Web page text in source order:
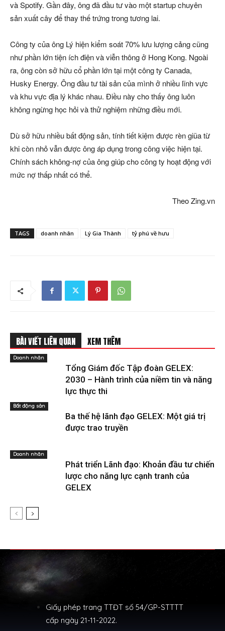
và Spotify. Gần đây, ông đã đầu tư vào một startup chuyên
sản xuất cây để thay thế trứng trong tương lai.
Công ty của ông Lý hiện kiểm soát 70% lưu lượng cảng cũng
như phần lớn tiện ích điện và viễn thông ở Hong Kong. Ngoài
ra, ông còn sở hữu cổ phần lớn tại một công ty Canada,
Husky Energy. Ông đầu tư tài sản của mình ở nhiều lĩnh vực
và khu vực địa lý khác nhau. Điều này cho thấy ông luôn
không ngừng học hỏi và thử nghiệm những điều mới.
Dù sở hữu nhiều bất động sản, tính tiết kiệm được rèn giũa từ
khi còn nhỏ vẫn được ông áp dụng trong công việc hiện tại.
Chính sách không-nợ của ông giúp cho công ty hoạt động với
mức nợ thấp nhất có thể.
Theo Zing.vn
TAGS doanh nhân Lý Gia Thành tỷ phú về hưu
BÀI VIẾT LIÊN QUAN XEM THÊM
Doanh nhân
Tổng Giám đốc Tập đoàn GELEX:
2030 – Hành trình của niềm tin và năng
lực thực thi
Bất động sản
Ba thế hệ lãnh đạo GELEX: Một giá trị
được trao truyền
Doanh nhân
Phát triển Lãnh đạo: Khoản đầu tư chiến
lược cho năng lực cạnh tranh của
GELEX
Giấy phép trang TTĐT số 54/GP-STTTT
cấp ngày 21-11-2022.